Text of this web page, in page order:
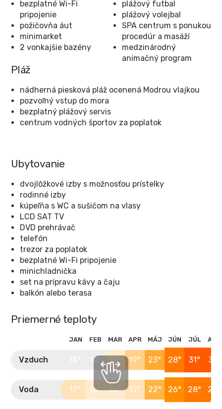
bezplatné Wi-Fi
pripojenie
požičovňa áut
minimarket
2 vonkajšie bazény
plážový futbal
plážový volejbal
SPA centrum s ponukou
procedúr a masáží
medzinárodný
animačný program
Pláž
nádherná piesková pláž ocenená Modrou vlajkou
pozvoľný vstup do mora
bezplatný plážový servis
centrum vodných športov za poplatok
Ubytovanie
dvojlôžkové izby s možnosťou prístelky
rodinné izby
kúpeľňa s WC a sušičom na vlasy
LCD SAT TV
DVD prehrávač
telefón
trezor za poplatok
bezplatné Wi-Fi pripojenie
minichladnička
set na prípravu kávy a čaju
balkón alebo terasa
Priemerné teploty
JAN FEB MAR APR MÁJ JÚN JÚL AUG
Vzduch 14° 16° 19° 23° 28° 31° 31°
Voda 17° 16° 16° 17° 22° 26° 28° 28°